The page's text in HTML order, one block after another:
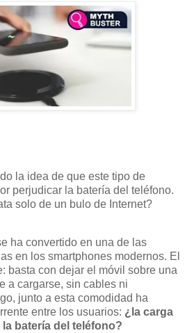
la idea de que este tipo de
perjudicar la batería del teléfono.
solo de un bulo de Internet?
ha convertido en una de las
en los smartphones modernos. El
basta con dejar el móvil sobre una
a cargarse, sin cables ni
junto a esta comodidad ha
entre los usuarios: ¿la carga
batería del teléfono?